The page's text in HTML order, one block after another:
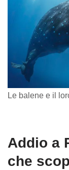
Le balene e il
Addio a
che